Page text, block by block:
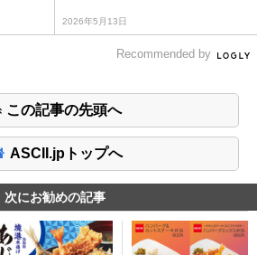
2026年5月13日
Recommended by
この記事の先頭へ
ASCII.jpトップへ
次にお勧めの記事